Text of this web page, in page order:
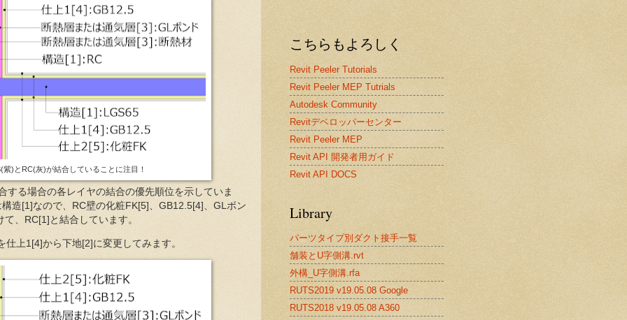
紫)とRC(灰)が結合していることに注目！
する場合の各レイヤの結合の優先順位を示していま
造[1]なので、RC壁の化粧FK[5]、GB12.5[4]、GLボン
、RC[1]と結合しています。
上1[4]から下地[2]に変更してみます。
こちらもよろしく
Revit Peeler Tutorials
Revit Peeler MEP Tutrials
Autodesk Community
Revitデベロッパーセンター
Revit Peeler MEP
Revit API 開発者用ガイド
Revit API DOCS
Library
パーツタイプ別ダクト接手一覧
舗装とU字側溝.rvt
外構_U字側溝.rfa
RUTS2019 v19.05.08 Google
RUTS2018 v19.05.08 A360